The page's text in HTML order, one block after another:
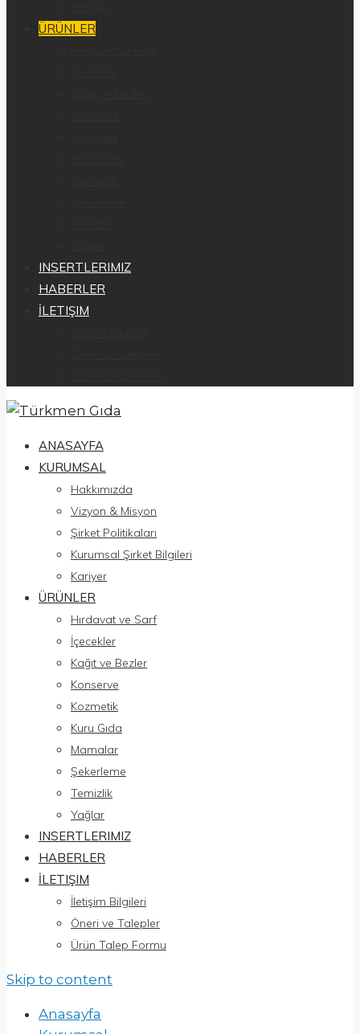
ÜRÜNLER
INSERTLERIMIZ
HABERLER
İLETIŞIM
ANASAYFA
KURUMSAL
Hakkımızda
Vizyon & Misyon
Şirket Politikaları
Kurumsal Şirket Bilgileri
Kariyer
ÜRÜNLER
Hırdavat ve Sarf
İçecekler
Kağıt ve Bezler
Konserve
Kozmetik
Kuru Gıda
Mamalar
Şekerleme
Temizlik
Yağlar
INSERTLERIMIZ
HABERLER
İLETIŞIM
İletişim Bilgileri
Öneri ve Talepler
Ürün Talep Formu
Skip to content
Anasayfa